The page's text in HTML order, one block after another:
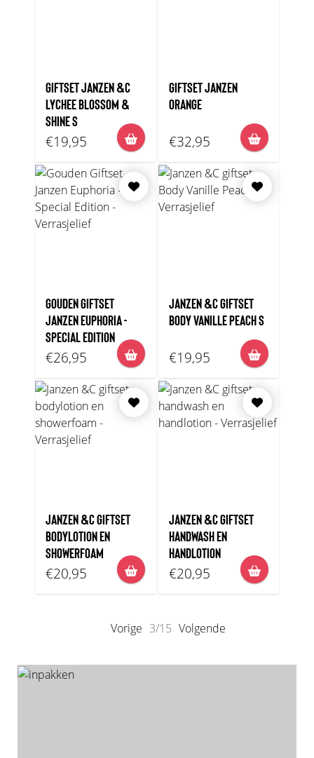
GIFTSET JANZEN &C
LYCHEE BLOSSOM &
SHINE S
€19,95
GIFTSET JANZEN
ORANGE
€32,95
GOUDEN GIFTSET
JANZEN EUPHORIA -
SPECIAL EDITION
€26,95
JANZEN &C GIFTSET
BODY VANILLE PEACH S
€19,95
JANZEN &C GIFTSET
BODYLOTION EN
SHOWERFOAM
€20,95
JANZEN &C GIFTSET
HANDWASH EN
HANDLOTION
€20,95
Vorige 3/15 Volgende